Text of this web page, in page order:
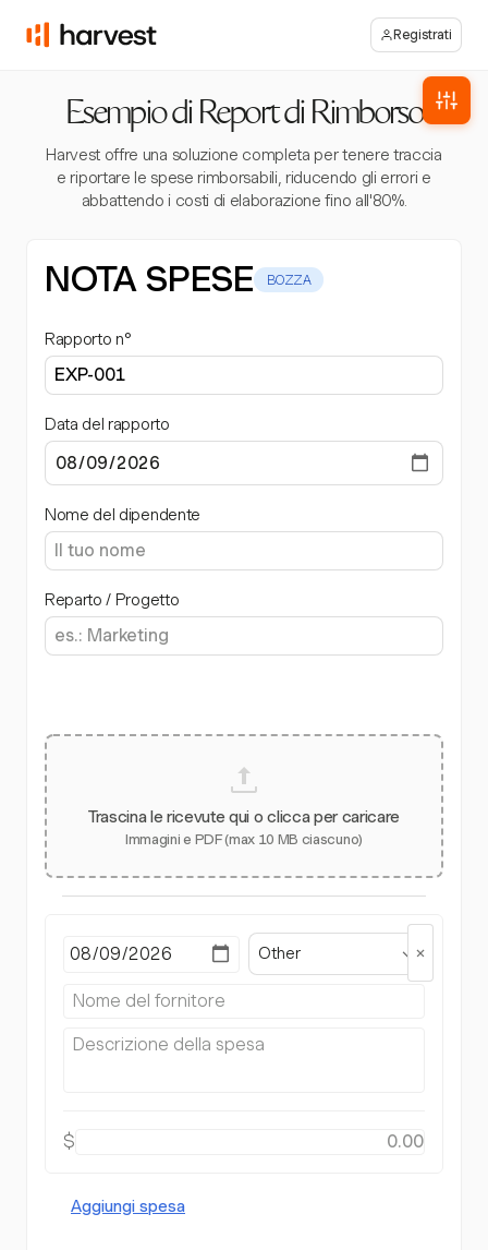
Registrati
Esempio di Report di Rimborso
Harvest offre una soluzione completa per tenere traccia
e riportare le spese rimborsabili, riducendo gli errori e
abbattendo i costi di elaborazione fino all'80%.
NOTA SPESE BOZZA
Rapporto n°
Data del rapporto
Nome del dipendente
Reparto / Progetto
Trascina le ricevute qui o clicca per caricare
Immagini e PDF (max 10 MB ciascuno)
Other
$
Aggiungi spesa